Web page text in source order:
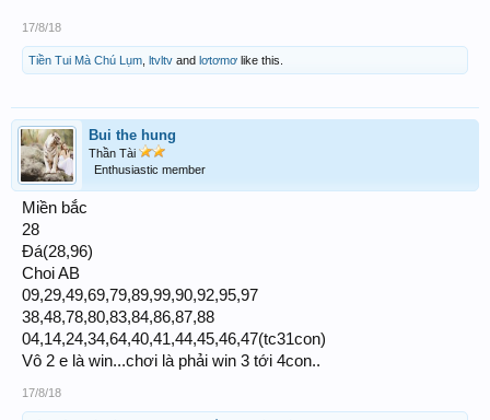
17/8/18
Tiền Tui Mà Chú Lụm ltvltv and lơtơmơ like this.
Bui the hung
Thần Tài
Enthusiastic member
Miền bắc
28
Đá(28,96)
Choi AB
09,29,49,69,79,89,99,90,92,95,97
38,48,78,80,83,84,86,87,88
04,14,24,34,64,40,41,44,45,46,47(tc31con)
Vô 2 e là win...chơi là phải win 3 tới 4con..
17/8/18